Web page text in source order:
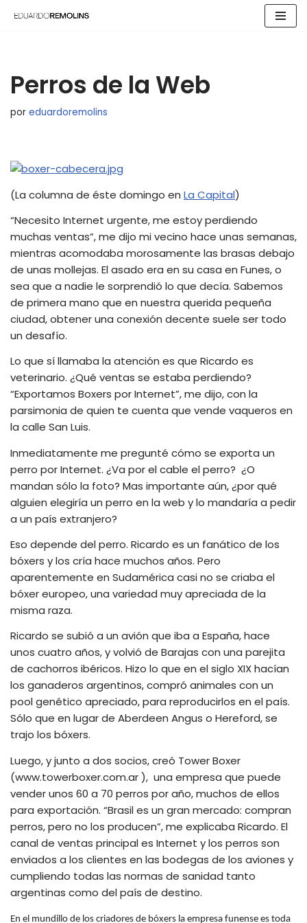
Perros de la Web
por eduardoremolins
(La columna de éste domingo en La Capital)
“Necesito Internet urgente, me estoy perdiendo
muchas ventas”, me dijo mi vecino hace unas semanas,
mientras acomodaba morosamente las brasas debajo
de unas mollejas. El asado era en su casa en Funes, o
sea que a nadie le sorprendió lo que decía. Sabemos
de primera mano que en nuestra querida pequeña
ciudad, obtener una conexión decente suele ser todo
un desafío.
Lo que sí llamaba la atención es que Ricardo es
veterinario. ¿Qué ventas se estaba perdiendo?
“Exportamos Boxers por Internet”, me dijo, con la
parsimonia de quien te cuenta que vende vaqueros en
la calle San Luis.
Inmediatamente me pregunté cómo se exporta un
perro por Internet. ¿Va por el cable el perro? ¿O
mandan sólo la foto? Mas importante aún, ¿por qué
alguien elegiría un perro en la web y lo mandaría a pedir
a un país extranjero?
Eso depende del perro. Ricardo es un fanático de los
bóxers y los cría hace muchos años. Pero
aparentemente en Sudamérica casi no se criaba el
bóxer europeo, una variedad muy apreciada de la
misma raza.
Ricardo se subió a un avión que iba a España, hace
unos cuatro años, y volvió de Barajas con una parejita
de cachorros ibéricos. Hizo lo que en el siglo XIX hacían
los ganaderos argentinos, compró animales con un
pool genético apreciado, para reproducirlos en el país.
Sólo que en lugar de Aberdeen Angus o Hereford, se
trajo los bóxers.
Luego, y junto a dos socios, creó Tower Boxer
(www.towerboxer.com.ar ), una empresa que puede
vender unos 60 a 70 perros por año, muchos de ellos
para exportación. “Brasil es un gran mercado: compran
perros, pero no los producen”, me explicaba Ricardo. El
canal de ventas principal es Internet y los perros son
enviados a los clientes en las bodegas de los aviones y
cumpliendo todas las normas de sanidad tanto
argentinas como del país de destino.
En el mundillo de los criadores de bóxers la empresa funense es toda